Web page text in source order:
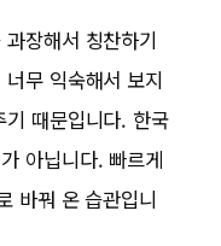
장해서 칭찬하기
무 익숙해서 보지
때문입니다. 한국
아닙니다. 빠르게
바꿔 온 습관입니